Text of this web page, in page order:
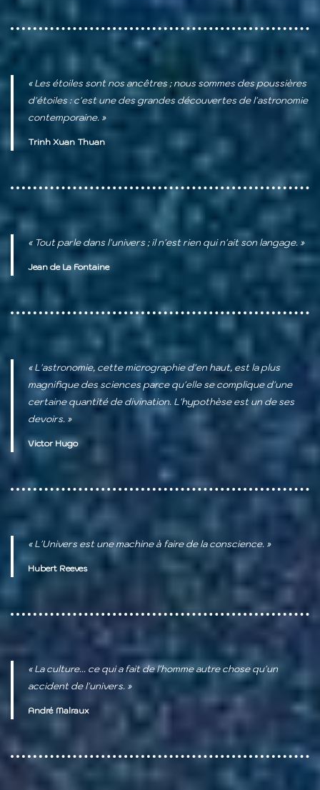
« Les étoiles sont nos ancêtres ; nous sommes des poussières
d'étoiles : c'est une des grandes découvertes de l'astronomie
contemporaine. »
Trinh Xuan Thuan
« Tout parle dans l'univers ; il n'est rien qui n'ait son langage. »
Jean de La Fontaine
« L'astronomie, cette micrographie d'en haut, est la plus
magnifique des sciences parce qu'elle se complique d'une
certaine quantité de divination. L'hypothèse est un de ses
devoirs. »
Victor Hugo
« L'Univers est une machine à faire de la conscience. »
Hubert Reeves
« La culture... ce qui a fait de l'homme autre chose qu'un
accident de l'univers. »
André Malraux